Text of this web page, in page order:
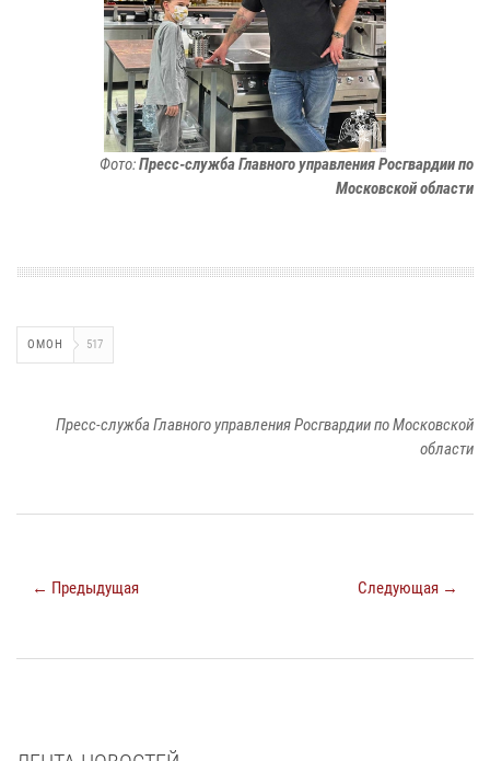
Фото:Пресс-служба Главного управления Росгвардии по
Московской области
ОМОН 517
Пресс-служба Главного управления Росгвардии по Московской
области
← Предыдущая Следующая →